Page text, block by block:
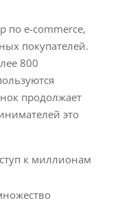
по e-commerce,
покупателей.
800
продолжает
это
к миллионам